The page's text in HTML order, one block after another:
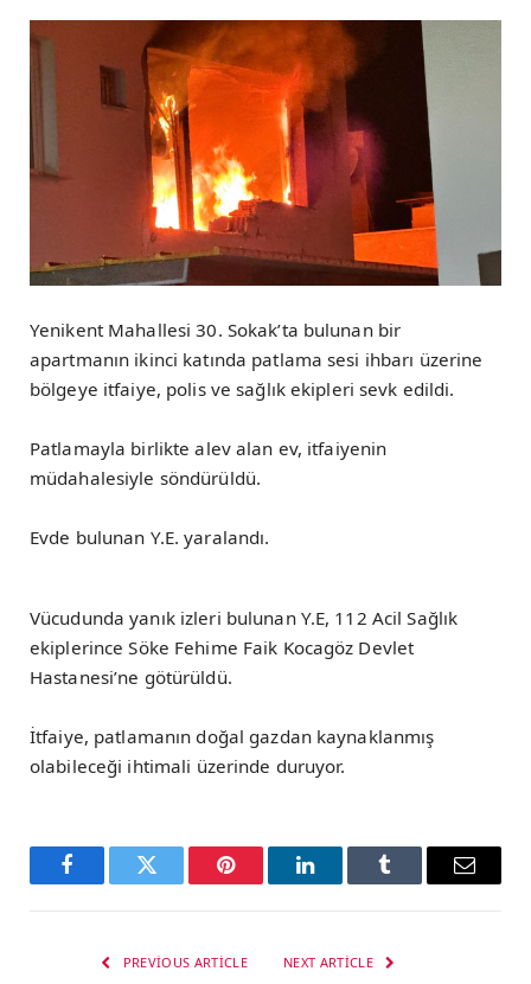
Yenikent Mahallesi 30. Sokak’ta bulunan bir
apartmanın ikinci katında patlama sesi ihbarı üzerine
bölgeye itfaiye, polis ve sağlık ekipleri sevk edildi.
Patlamayla birlikte alev alan ev, itfaiyenin
müdahalesiyle söndürüldü.
Evde bulunan Y.E. yaralandı.
Vücudunda yanık izleri bulunan Y.E, 112 Acil Sağlık
ekiplerince Söke Fehime Faik Kocagöz Devlet
Hastanesi’ne götürüldü.
İtfaiye, patlamanın doğal gazdan kaynaklanmış
olabileceği ihtimali üzerinde duruyor.
FacebookTwitter Pinterest LinkedInTumblr Email
PREVIOUS ARTICLE NEXT ARTICLE